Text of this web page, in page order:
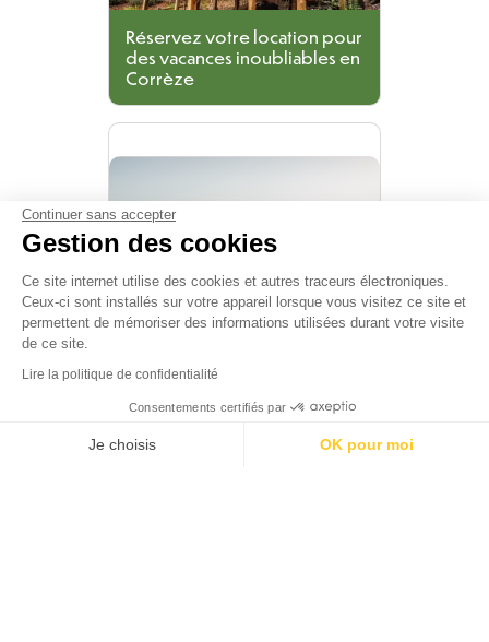
Continuer sans accepter
Gestion des cookies
Ce site internet utilise des cookies et autres traceurs électroniques.
Ceux-ci sont installés sur votre appareil lorsque vous visitez ce site et
permettent de mémoriser des informations utilisées durant votre visite
de ce site.
Lire la politique de confidentialité
Consentements certifiés par
Je choisis OK pour moi
Réservez votre location pour
des vacances inoubliables en
Corrèze
Corrèze